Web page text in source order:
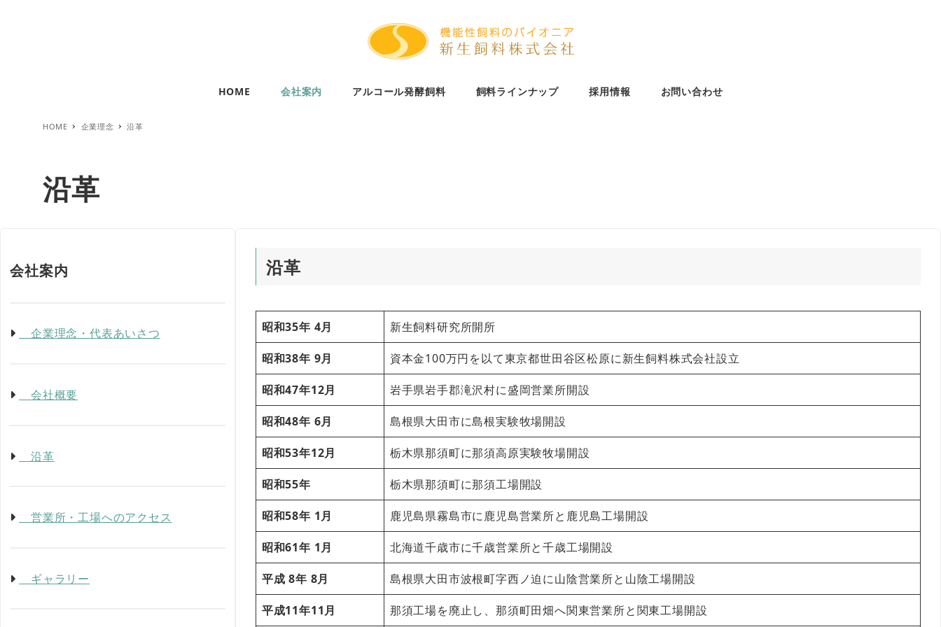
HOME 会社案内 アルコール発酵飼料 飼料ラインナップ 採用情報 お問い合わせ
HOME 企業理念 沿革
沿革
会社案内
企業理念・代表あいさつ
会社概要
沿革
営業所・工場へのアクセス
ギャラリー
沿革
昭和35年 4月 新生飼料研究所開所
昭和38年 9月 資本金100万円を以て東京都世田谷区松原に新生飼料株式会社設立
昭和47年12月 岩手県岩手郡滝沢村に盛岡営業所開設
昭和48年 6月 島根県大田市に島根実験牧場開設
昭和53年12月 栃木県那須町に那須高原実験牧場開設
昭和55年 栃木県那須町に那須工場開設
昭和58年 1月 鹿児島県霧島市に鹿児島営業所と鹿児島工場開設
昭和61年 1月 北海道千歳市に千歳営業所と千歳工場開設
平成 8年 8月 島根県大田市波根町字西ノ迫に山陰営業所と山陰工場開設
平成11年11月 那須工場を廃止し、那須町田畑へ関東営業所と関東工場開設